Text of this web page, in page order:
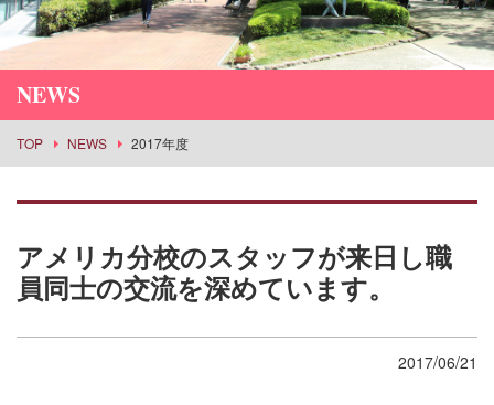
NEWS
TOP NEWS 2017年度
アメリカ分校のスタッフが来日し職
員同士の交流を深めています。
2017/06/21